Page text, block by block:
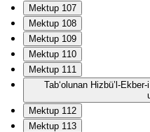
Mektup 107
Mektup 108
Mektup 109
Mektup 110
Mektup 111
Tab‘olunan Hizbü’l-
Mektup 112
Mektup 113